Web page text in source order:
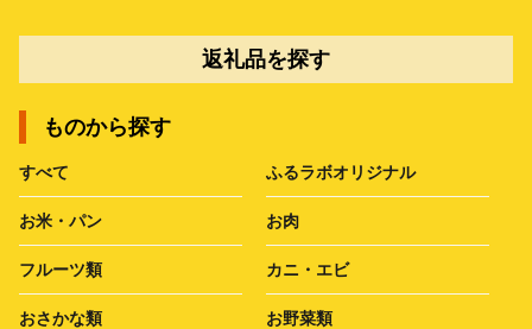
返礼品を探す
ものから探す
すべて ふるラボオリジナル
お米・パン お肉
フルーツ類 カニ・エビ
おさかな類 お野菜類